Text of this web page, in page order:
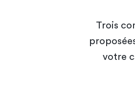
Trois
votre